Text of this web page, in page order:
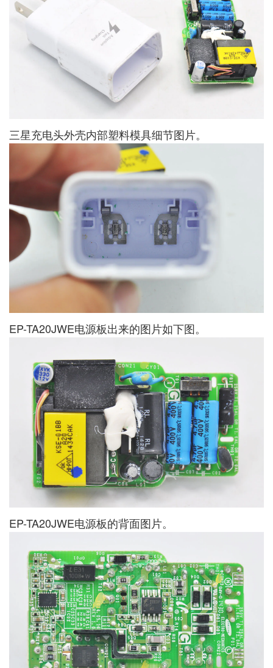
三星充电头外壳内部塑料模具细节图片。
EP-TA20JWE电源板出来的图片如下图。
EP-TA20JWE电源板的背面图片。